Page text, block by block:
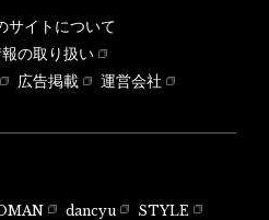
サイトについて
の取り扱い
広告掲載
運営会社
dancyu
STYLE